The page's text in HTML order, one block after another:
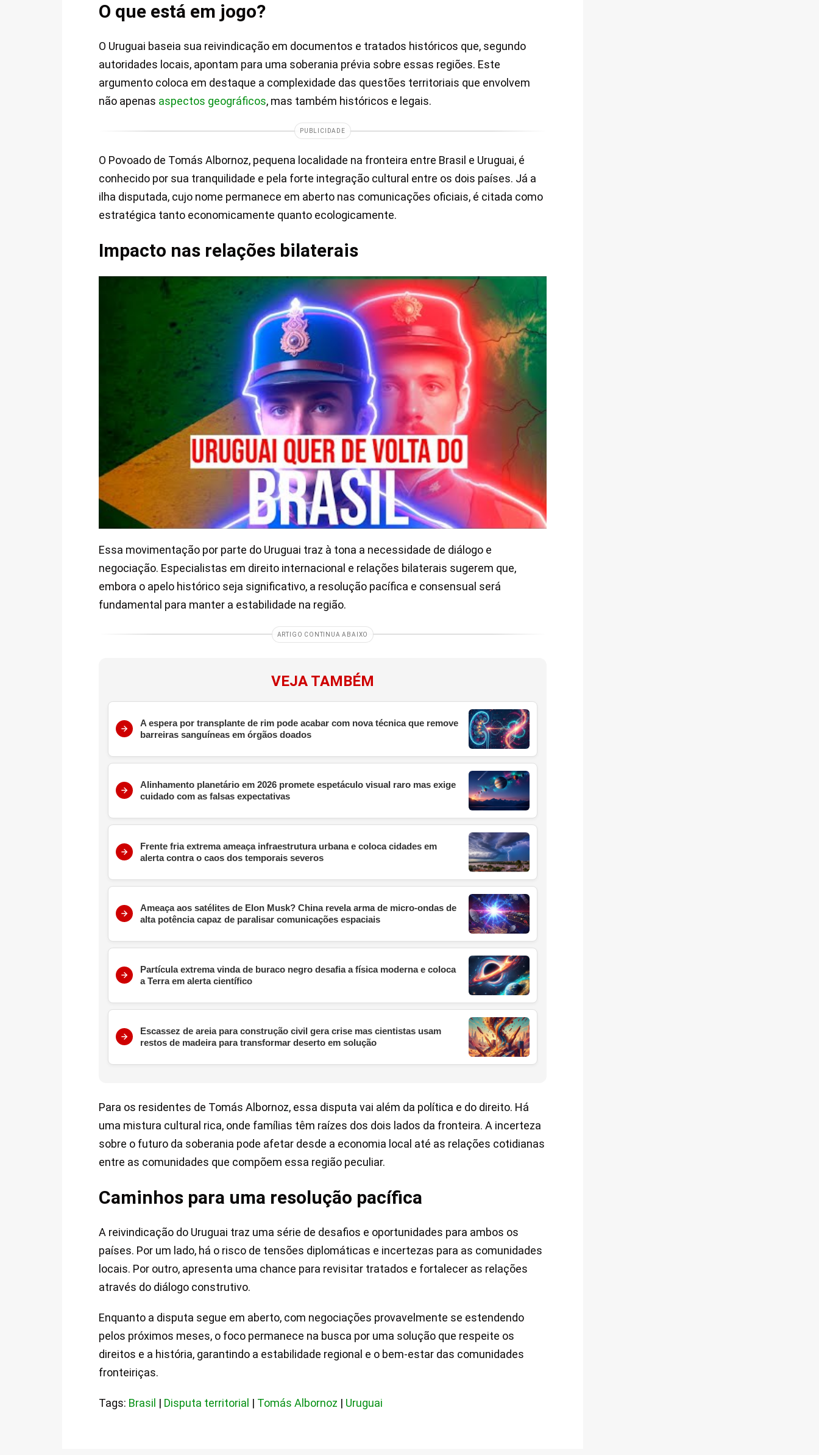
O que está em jogo?
O Uruguai baseia sua reivindicação em documentos e tratados históricos que, segundo
autoridades locais, apontam para uma soberania prévia sobre essas regiões. Este
argumento coloca em destaque a complexidade das questões territoriais que envolvem
não apenas aspectos geográficos, mas também históricos e legais.
PUBLICIDADE
O Povoado de Tomás Albornoz, pequena localidade na fronteira entre Brasil e Uruguai, é
conhecido por sua tranquilidade e pela forte integração cultural entre os dois países. Já a
ilha disputada, cujo nome permanece em aberto nas comunicações oficiais, é citada como
estratégica tanto economicamente quanto ecologicamente.
Impacto nas relações bilaterais
Essa movimentação por parte do Uruguai traz à tona a necessidade de diálogo e
negociação. Especialistas em direito internacional e relações bilaterais sugerem que,
embora o apelo histórico seja significativo, a resolução pacífica e consensual será
fundamental para manter a estabilidade na região.
ARTIGO CONTINUA ABAIXO
VEJA TAMBÉM
A espera por transplante de rim pode acabar com nova técnica que remove
barreiras sanguíneas em órgãos doados
Alinhamento planetário em 2026 promete espetáculo visual raro mas exige
cuidado com as falsas expectativas
Frente fria extrema ameaça infraestrutura urbana e coloca cidades em
alerta contra o caos dos temporais severos
Ameaça aos satélites de Elon Musk? China revela arma de micro-ondas de
alta potência capaz de paralisar comunicações espaciais
Partícula extrema vinda de buraco negro desafia a física moderna e coloca
a Terra em alerta científico
Escassez de areia para construção civil gera crise mas cientistas usam
restos de madeira para transformar deserto em solução
Para os residentes de Tomás Albornoz, essa disputa vai além da política e do direito. Há
uma mistura cultural rica, onde famílias têm raízes dos dois lados da fronteira. A incerteza
sobre o futuro da soberania pode afetar desde a economia local até as relações cotidianas
entre as comunidades que compõem essa região peculiar.
Caminhos para uma resolução pacífica
A reivindicação do Uruguai traz uma série de desafios e oportunidades para ambos os
países. Por um lado, há o risco de tensões diplomáticas e incertezas para as comunidades
locais. Por outro, apresenta uma chance para revisitar tratados e fortalecer as relações
através do diálogo construtivo.
Enquanto a disputa segue em aberto, com negociações provavelmente se estendendo
pelos próximos meses, o foco permanece na busca por uma solução que respeite os
direitos e a história, garantindo a estabilidade regional e o bem-estar das comunidades
fronteiriças.
Tags: Brasil | Disputa territorial | Tomás Albornoz | Uruguai